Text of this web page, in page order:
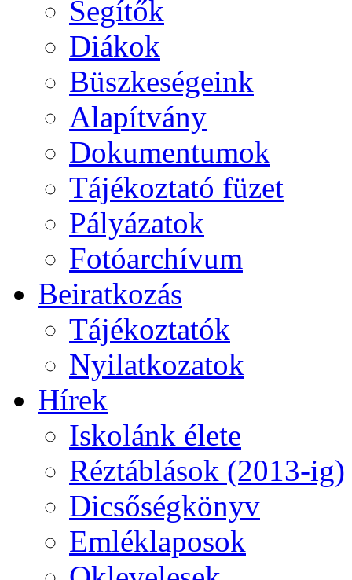
Segítők
Diákok
Büszkeségeink
Alapítvány
Dokumentumok
Tájékoztató füzet
Pályázatok
Fotóarchívum
Beiratkozás
Tájékoztatók
Nyilatkozatok
Hírek
Iskolánk élete
Réztáblások (2013-ig)
Dicsőségkönyv
Emléklaposok